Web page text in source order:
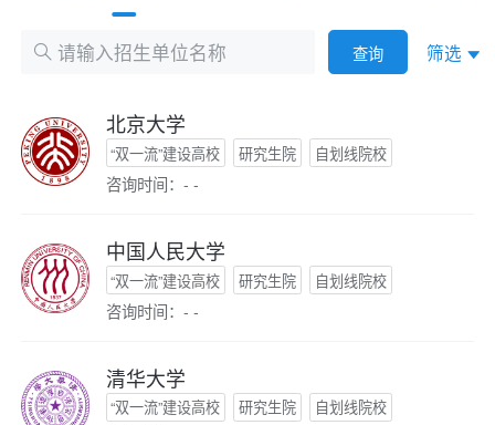
查询 筛选
北京大学
“双一流”建设高校 研究生院 自划线院校
咨询时间：- -
中国人民大学
“双一流”建设高校 研究生院 自划线院校
咨询时间：- -
清华大学
“双一流”建设高校 研究生院 自划线院校